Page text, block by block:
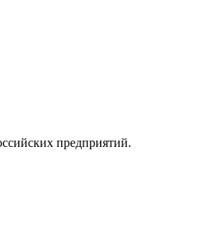
предприятий.